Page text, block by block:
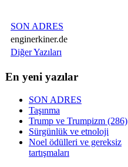
SON ADRES
enginerkiner.de
Diğer Yazıları
En yeni yazılar
SON ADRES
Taşınma
Trump ve Trumpizm (286)
Sürgünlük ve etnoloji
Noel ödülleri ve gereksiz
tartışmaları